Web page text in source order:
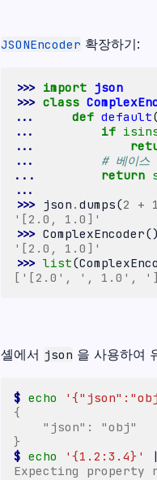
JSONEncoder 확장하기:
>>> import json
>>> class
...
def default
...
if
...
...
# 베이스
...
return
...
>>>
json . dumps(2 + 1
'[2.0, 1.0]'
>>> ComplexEncoder()
'[2.0, 1.0]'
>>> list(
['[2.0', ', 1.0',
셸에서 json 을 사용하여
$ echo
{
    "json": "obj"
}
$ echo '{1.2:3.4}' |
Expecting property